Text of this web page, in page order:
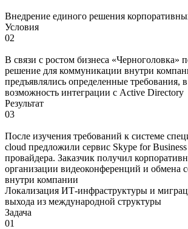
Внедрение единого решения
Условия
02
В связи с ростом бизнеса «Черноголовка»
решение для коммуникации внутри
предъявлялись определенные требования,
возможность интеграции с Active Directory
Результат
03
После изучения требований к системе
cloud предложили сервис Skype for Business
провайдера. Заказчик получил
организации видеоконференций и обмена
внутри компании
Локализация ИТ-инфраструктуры и
выхода из международной структуры
Задача
01